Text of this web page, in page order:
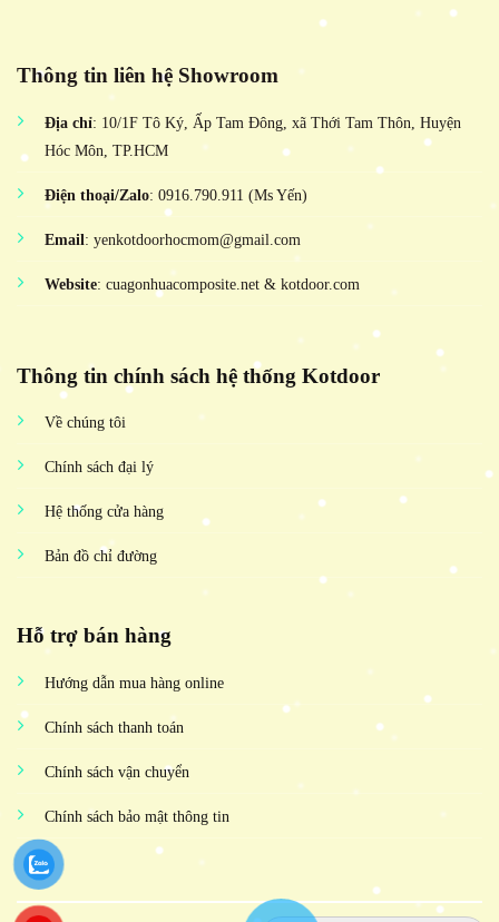
Thông tin liên hệ Showroom
Địa chỉ: 10/1F Tô Ký, Ấp Tam Đông, xã Thới Tam Thôn, Huyện
Hóc Môn, TP.HCM
Điện thoại/Zalo: 0916.790.911 (Ms Yến)
Email: yenkotdoorhocmom@gmail.com
Website: cuagonhuacomposite.net & kotdoor.com
Thông tin chính sách hệ thống Kotdoor
Về chúng tôi
Chính sách đại lý
Hệ thống cửa hàng
Bản đồ chỉ đường
Hỗ trợ bán hàng
Hướng dẫn mua hàng online
Chính sách thanh toán
Chính sách vận chuyển
Chính sách bảo mật thông tin